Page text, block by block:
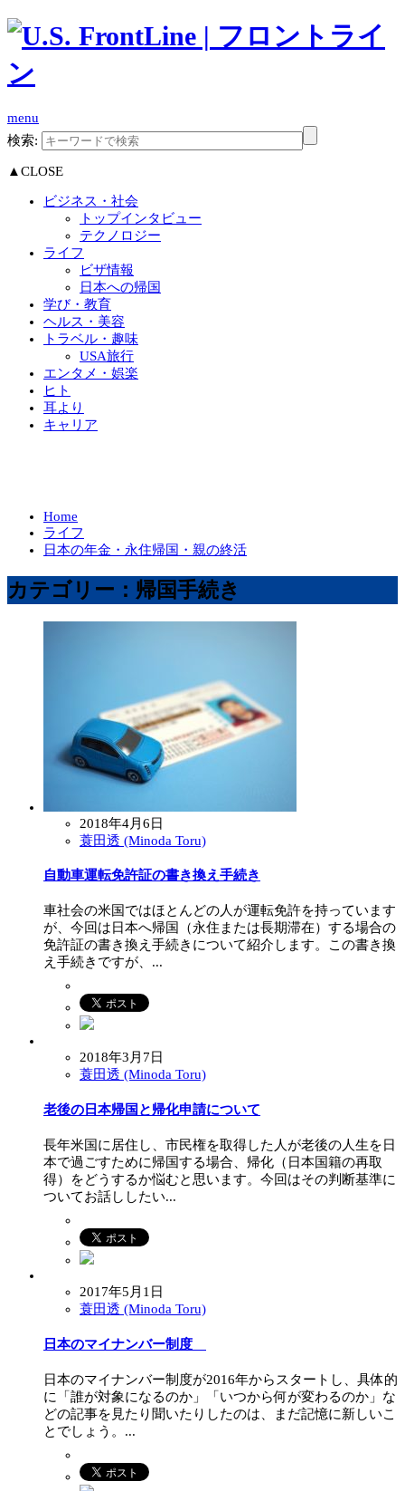
menu
検索:
▲CLOSE
ビジネス・社会
トップインタビュー
テクノロジー
ライフ
ビザ情報
日本への帰国
学び・教育
ヘルス・美容
トラベル・趣味
USA旅行
エンタメ・娯楽
ヒト
耳より
キャリア
Home
ライフ
日本の年金・永住帰国・親の終活
カテゴリー：帰国手続き
2018年4月6日
蓑田透 (Minoda Toru)
自動車運転免許証の書き換え手続き
車社会の米国ではほとんどの人が運転免許を持っています
が、今回は日本へ帰国（永住または長期滞在）する場合の
免許証の書き換え手続きについて紹介します。この書き換
え手続きですが、...
2018年3月7日
蓑田透 (Minoda Toru)
老後の日本帰国と帰化申請について
長年米国に居住し、市民権を取得した人が老後の人生を日
本で過ごすために帰国する場合、帰化（日本国籍の再取
得）をどうするか悩むと思います。今回はその判断基準に
ついてお話ししたい...
2017年5月1日
蓑田透 (Minoda Toru)
日本のマイナンバー制度
日本のマイナンバー制度が2016年からスタートし、具体的
に「誰が対象になるのか」「いつから何が変わるのか」な
どの記事を見たり聞いたりしたのは、まだ記憶に新しいこ
とでしょう。...